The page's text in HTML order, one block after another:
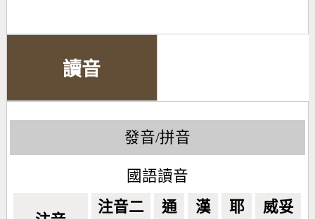
讀音
發音/拼音
國語讀音
注音二 通 漢 耶 威妥